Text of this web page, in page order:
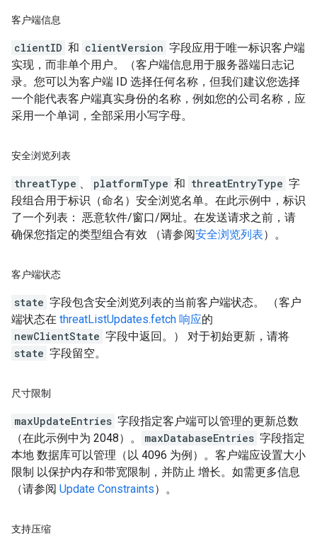
客户端信息
clientID 和 clientVersion 字段应用于唯一标识客户端
实现，而非单个用户。（客户端信息用于服务器端日志记
录。您可以为客户端 ID 选择任何名称，但我们建议您选择
一个能代表客户端真实身份的名称，例如您的公司名称，应
采用一个单词，全部采用小写字母。
安全浏览列表
threatType 、 platformType 和 threatEntryType 字
段组合用于标识（命名）安全浏览名单。在此示例中，标识
了一个列表： 恶意软件/窗口/网址。在发送请求之前，请
确保您指定的类型组合有效 （请参阅安全浏览列表）。
客户端状态
state 字段包含安全浏览列表的当前客户端状态。 （客户
端状态在 threatListUpdates.fetch 响应的
newClientState 字段中返回。） 对于初始更新，请将
state 字段留空。
尺寸限制
maxUpdateEntries 字段指定客户端可以管理的更新总数
（在此示例中为 2048）。
maxDatabaseEntries 字段指定
本地 数据库可以管理（以 4096 为例）。客户端应设置大小
限制 以保护内存和带宽限制，并防止 增长。如需更多信息
（请参阅 Update Constraints）。
支持压缩